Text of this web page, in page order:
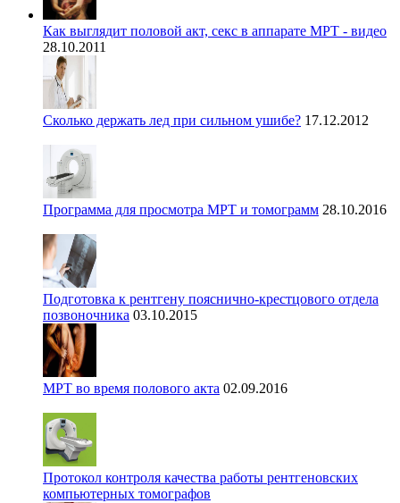
Как выглядит половой акт, секс в аппарате МРТ - видео
28.10.2011
Сколько держать лед при сильном ушибе? 17.12.2012
Программа для просмотра МРТ и томограмм 28.10.2016
Подготовка к рентгену пояснично-крестцового отдела
позвоночника 03.10.2015
МРТ во время полового акта 02.09.2016
Протокол контроля качества работы рентгеновских
компьютерных томографов